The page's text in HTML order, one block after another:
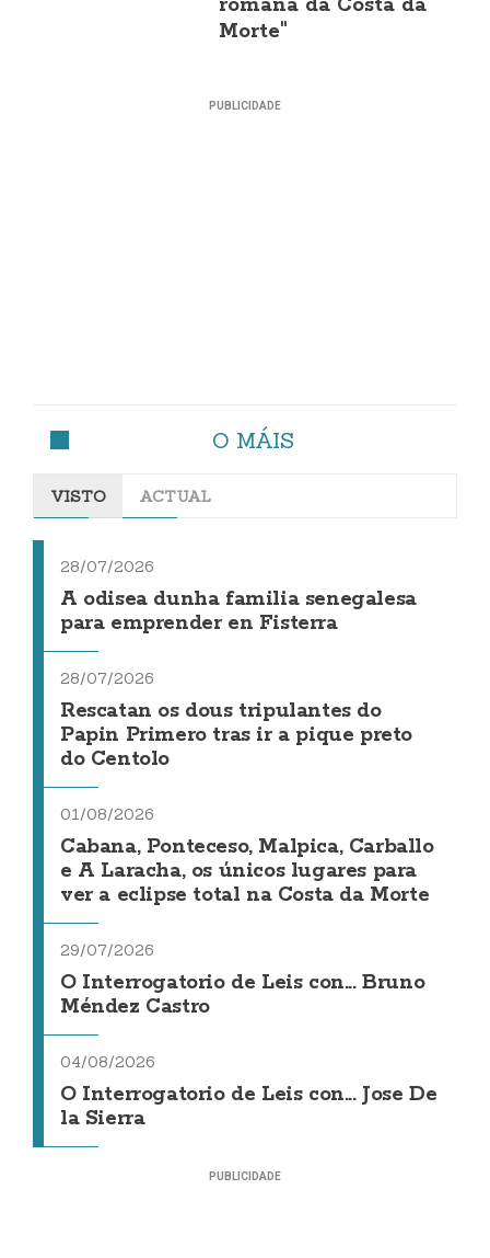
Morte"
O MÁIS
VISTO ACTUAL
28/07/2026
A odisea dunha familia senegalesa
para emprender en Fisterra
28/07/2026
Rescatan os dous tripulantes do
Papin Primero tras ir a pique preto
do Centolo
01/08/2026
Cabana, Ponteceso, Malpica, Carballo
e A Laracha, os únicos lugares para
ver a eclipse total na Costa da Morte
29/07/2026
O Interrogatorio de Leis con... Bruno
Méndez Castro
04/08/2026
O Interrogatorio de Leis con... Jose De
la Sierra